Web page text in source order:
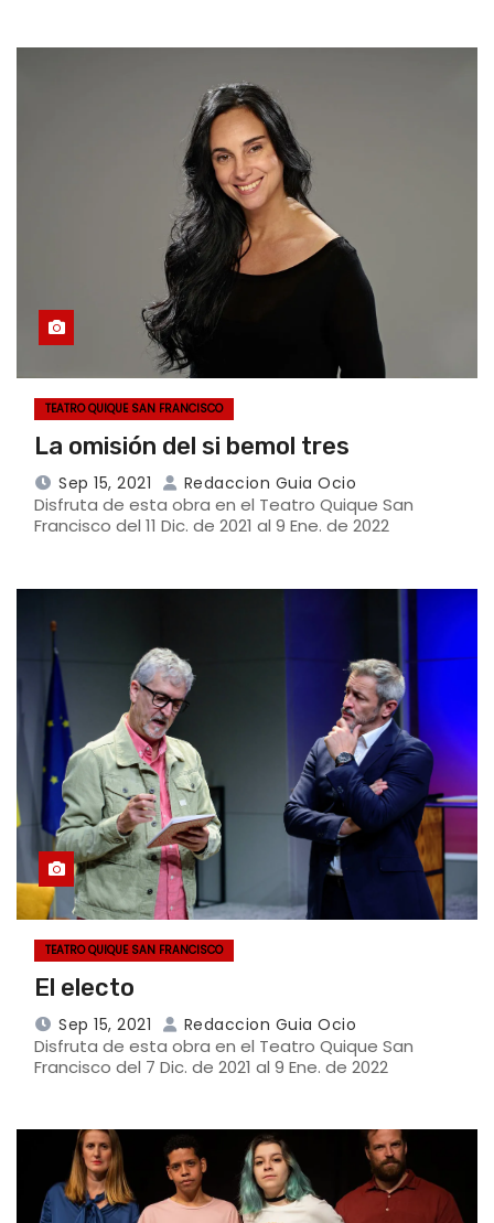
TEATRO QUIQUE SAN FRANCISCO
La omisión del si bemol tres
Sep 15, 2021 Redaccion Guia Ocio
Disfruta de esta obra en el Teatro Quique San
Francisco del 11 Dic. de 2021 al 9 Ene. de 2022
TEATRO QUIQUE SAN FRANCISCO
El electo
Sep 15, 2021 Redaccion Guia Ocio
Disfruta de esta obra en el Teatro Quique San
Francisco del 7 Dic. de 2021 al 9 Ene. de 2022